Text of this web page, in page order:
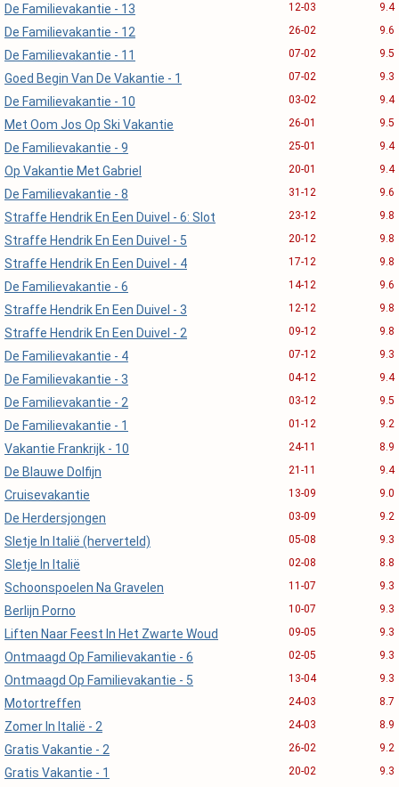
De Familievakantie - 13 12-03 9.4
De Familievakantie - 12 26-02 9.6
De Familievakantie - 11 07-02 9.5
Goed Begin Van De Vakantie - 1 07-02 9.3
De Familievakantie - 10 03-02 9.4
Met Oom Jos Op Ski Vakantie 26-01 9.5
De Familievakantie - 9 25-01 9.4
Op Vakantie Met Gabriel 20-01 9.4
De Familievakantie - 8 31-12 9.6
Straffe Hendrik En Een Duivel - 6: Slot 23-12 9.8
Straffe Hendrik En Een Duivel - 5 20-12 9.8
Straffe Hendrik En Een Duivel - 4 17-12 9.8
De Familievakantie - 6 14-12 9.6
Straffe Hendrik En Een Duivel - 3 12-12 9.8
Straffe Hendrik En Een Duivel - 2 09-12 9.8
De Familievakantie - 4 07-12 9.3
De Familievakantie - 3 04-12 9.4
De Familievakantie - 2 03-12 9.5
De Familievakantie - 1 01-12 9.2
Vakantie Frankrijk - 10 24-11 8.9
De Blauwe Dolfijn 21-11 9.4
Cruisevakantie 13-09 9.0
De Herdersjongen 03-09 9.2
Sletje In Italië (herverteld) 05-08 9.3
Sletje In Italië 02-08 8.8
Schoonspoelen Na Gravelen 11-07 9.3
Berlijn Porno 10-07 9.3
Liften Naar Feest In Het Zwarte Woud 09-05 9.3
Ontmaagd Op Familievakantie - 6 02-05 9.3
Ontmaagd Op Familievakantie - 5 13-04 9.3
Motortreffen 24-03 8.7
Zomer In Italië - 2 24-03 8.9
Gratis Vakantie - 2 26-02 9.2
Gratis Vakantie - 1 20-02 9.3